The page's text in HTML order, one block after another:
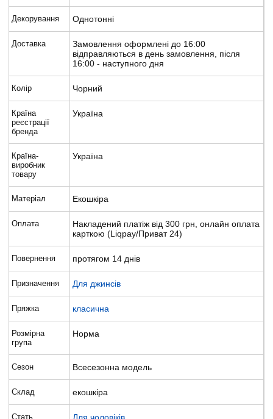
Декорування Однотонні
Доставка
Замовлення оформлені до 16:00
відправляються в день замовлення, після
16:00 - наступного дня
Колір Чорний
Країна
реєстрації
бренда
Україна
Країна-
виробник
товару
Україна
Матеріал Екошкіра
Оплата
Накладений платіж від 300 грн, онлайн оплата
карткою (Liqpay/Приват 24)
Повернення протягом 14 днів
Призначення Для джинсів
Пряжка класична
Розмірна
група
Норма
Сезон Всесезонна модель
Склад екошкіра
Стать